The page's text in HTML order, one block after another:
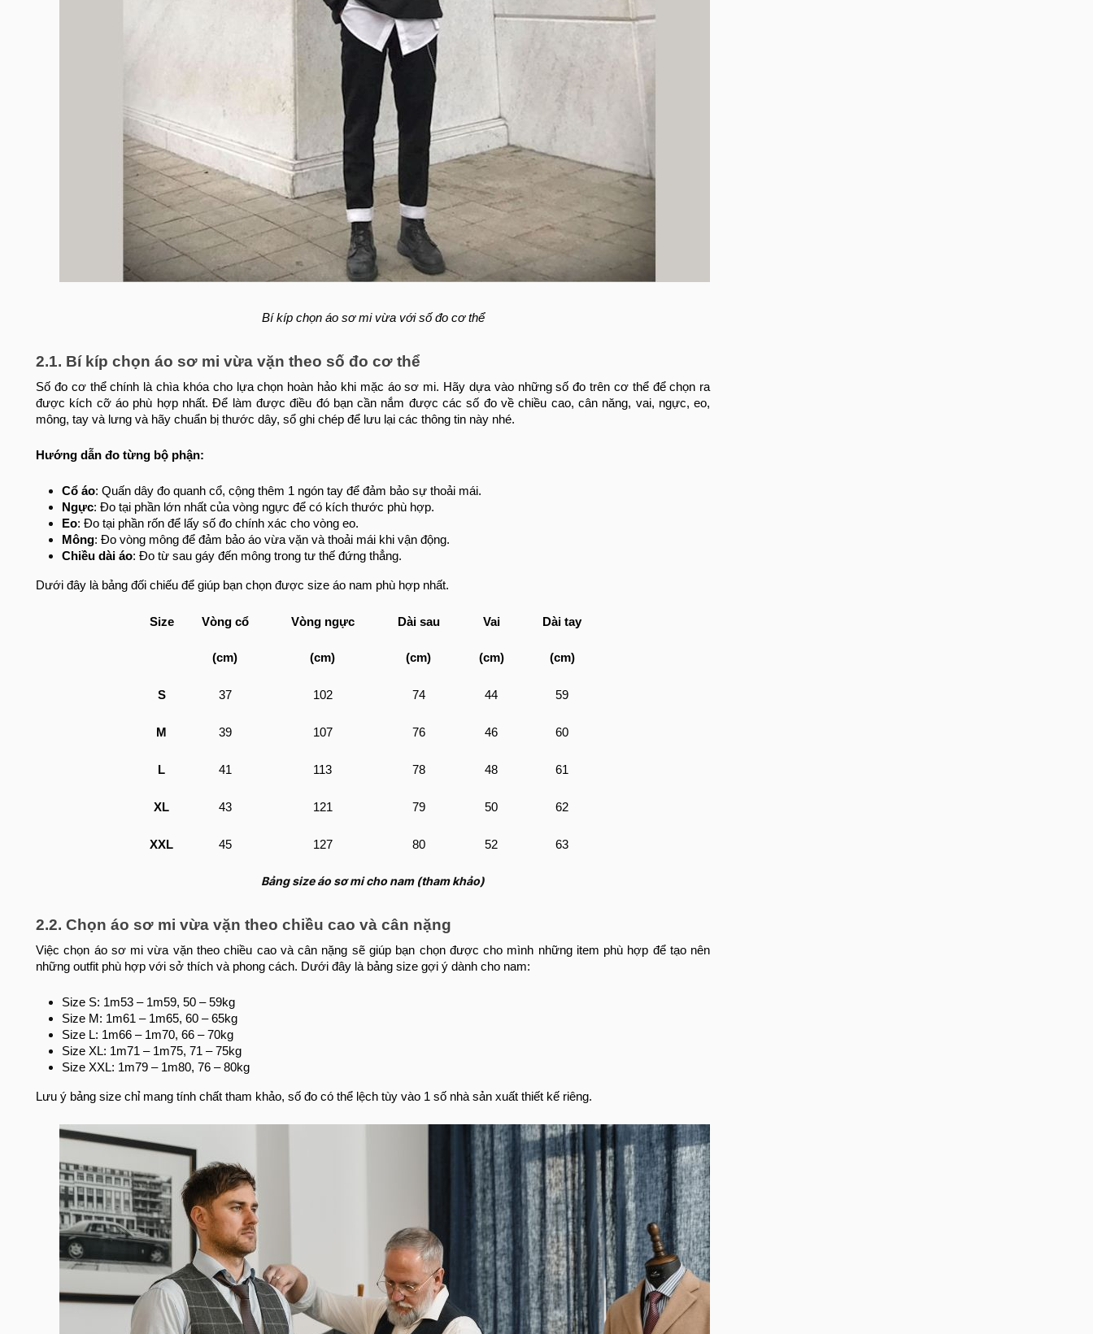
Bí kíp chọn áo sơ mi vừa với số đo cơ thể
2.1. Bí kíp chọn áo sơ mi vừa vặn theo số đo cơ thể
Số đo cơ thể chính là chìa khóa cho lựa chọn hoàn hảo khi mặc áo sơ mi. Hãy dựa vào những số đo trên cơ thể để chọn ra
được kích cỡ áo phù hợp nhất. Để làm được điều đó bạn cần nắm được các số đo về chiều cao, cân năng, vai, ngực, eo,
mông, tay và lưng và hãy chuẩn bị thước dây, sổ ghi chép để lưu lại các thông tin này nhé.
Hướng dẫn đo từng bộ phận:
Cổ áo: Quấn dây đo quanh cổ, cộng thêm 1 ngón tay để đảm bảo sự thoải mái.
Ngực: Đo tại phần lớn nhất của vòng ngực để có kích thước phù hợp.
Eo: Đo tại phần rốn để lấy số đo chính xác cho vòng eo.
Mông: Đo vòng mông để đảm bảo áo vừa vặn và thoải mái khi vận động.
Chiều dài áo: Đo từ sau gáy đến mông trong tư thế đứng thẳng.
Dưới đây là bảng đối chiếu để giúp bạn chọn được size áo nam phù hợp nhất.
Size Vòng cổ
(cm)
Vòng ngực
(cm)
Dài sau
(cm)
Vai
(cm)
Dài tay
(cm)
S 37 102 74 44 59
M 39 107 76 46 60
L 41 113 78 48 61
XL 43 121 79 50 62
XXL 45 127 80 52 63
Bảng size áo sơ mi cho nam (tham khảo)
2.2. Chọn áo sơ mi vừa vặn theo chiều cao và cân nặng
Việc chọn áo sơ mi vừa vặn theo chiều cao và cân nặng sẽ giúp bạn chọn được cho mình những item phù hợp để tạo nên
những outfit phù hợp với sở thích và phong cách. Dưới đây là bảng size gợi ý dành cho nam:
Size S: 1m53 – 1m59, 50 – 59kg
Size M: 1m61 – 1m65, 60 – 65kg
Size L: 1m66 – 1m70, 66 – 70kg
Size XL: 1m71 – 1m75, 71 – 75kg
Size XXL: 1m79 – 1m80, 76 – 80kg
Lưu ý bảng size chỉ mang tính chất tham khảo, số đo có thể lệch tùy vào 1 số nhà sản xuất thiết kế riêng.